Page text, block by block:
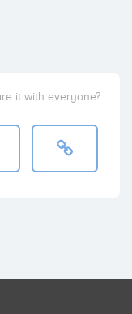
it with everyone?